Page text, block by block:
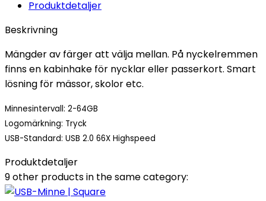
Produktdetaljer
Beskrivning
Mängder av färger att välja mellan. På nyckelremmen
finns en kabinhake för nycklar eller passerkort. Smart
lösning för mässor, skolor etc.
Minnesintervall: 2-64GB
Logomärkning: Tryck
USB-Standard: USB 2.0 66X Highspeed
Produktdetaljer
9 other products in the same category: